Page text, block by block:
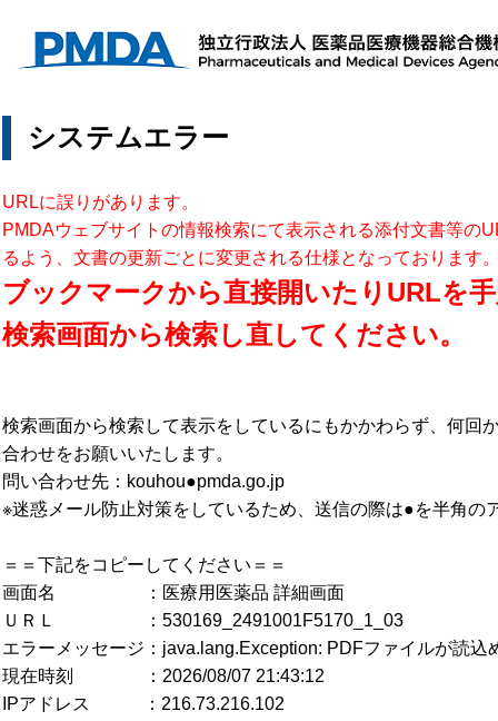
システムエラー
URLに誤りがあります。
PMDAウェブサイトの情報検索にて表示される添付文書等の
るよう、文書の更新ごとに変更される仕様となっております
ブックマークから直接開いたりURLを
検索画面から検索し直してください。
検索画面から検索して表示をしているにもかかわらず、何回
合わせをお願いいたします。
問い合わせ先：kouhou●pmda.go.jp
※迷惑メール防止対策をしているため、送信の際は●を半角の
＝＝下記をコピーしてください＝＝
画面名 ：医療用医薬品 詳細画面
ＵＲＬ ：530169_2491001F5170_1_03
エラーメッセージ：java.lang.Exception: PDFファイルが読込
現在時刻 ：2026/08/07 21:43:12
IPアドレス ：216.73.216.102